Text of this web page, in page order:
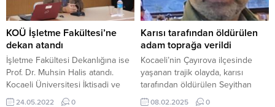
saat:10.30’da M. Sinan Mah. Eşref
Bitlis Cad. No:369 Körfez/
KOCAELİ
gerçekleştirilecek.Ayrıntılı bilgi
için tıklayınız…
Belediyesi İhale Toplantı Salonu B
Blok 1. Kat
gerçekleştirilecek.Ayrıntılı bilgi
için tıklayınız…
KOÜ İşletme Fakültesi’ne
dekan atandı
İşletme Fakültesi Dekanlığına ise
Prof. Dr. Muhsin Halis atandı.
Kocaeli Üniversitesi İktisadi ve
İdari Bölümler Fakültesi kapatılmış
24.05.2022 0
Karısı tarafından öldürülen
adam toprağa verildi
Kocaeli’nin Çayırova ilçesinde
yaşanan trajik olayda, karısı
tarafından öldürülen Seyithan
Adır, gözyaşlarıyla toprağa verildi.
08.02.2025 0